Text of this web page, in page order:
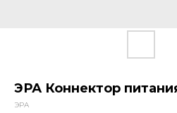
ЭРА Коннектор
ЭРА